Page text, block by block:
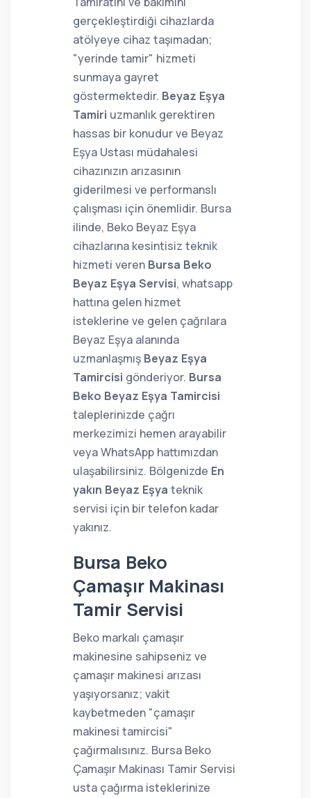
gerçekleştirdiği cihazlarda
atölyeye cihaz taşımadan;
"yerinde tamir" hizmeti
sunmaya gayret
göstermektedir. Beyaz Eşya
Tamiri uzmanlık gerektiren
hassas bir konudur ve Beyaz
Eşya Ustası müdahalesi
cihazınızın arızasının
giderilmesi ve performanslı
çalışması için önemlidir. Bursa
ilinde, Beko Beyaz Eşya
cihazlarına kesintisiz teknik
hizmeti veren Bursa Beko
Beyaz Eşya Servisi, whatsapp
hattına gelen hizmet
isteklerine ve gelen çağrılara
Beyaz Eşya alanında
uzmanlaşmış Beyaz Eşya
Tamircisi gönderiyor. Bursa
Beko Beyaz Eşya Tamircisi
taleplerinizde çağrı
merkezimizi hemen arayabilir
veya WhatsApp hattımızdan
ulaşabilirsiniz. Bölgenizde En
yakın Beyaz Eşya teknik
servisi için bir telefon kadar
yakınız.
Bursa Beko
Çamaşır Makinası
Tamir Servisi
Beko markalı çamaşır
makinesine sahipseniz ve
çamaşır makinesi arızası
yaşıyorsanız; vakit
kaybetmeden "çamaşır
makinesi tamircisi"
çağırmalısınız. Bursa Beko
Çamaşır Makinası Tamir Servisi
usta çağırma isteklerinize